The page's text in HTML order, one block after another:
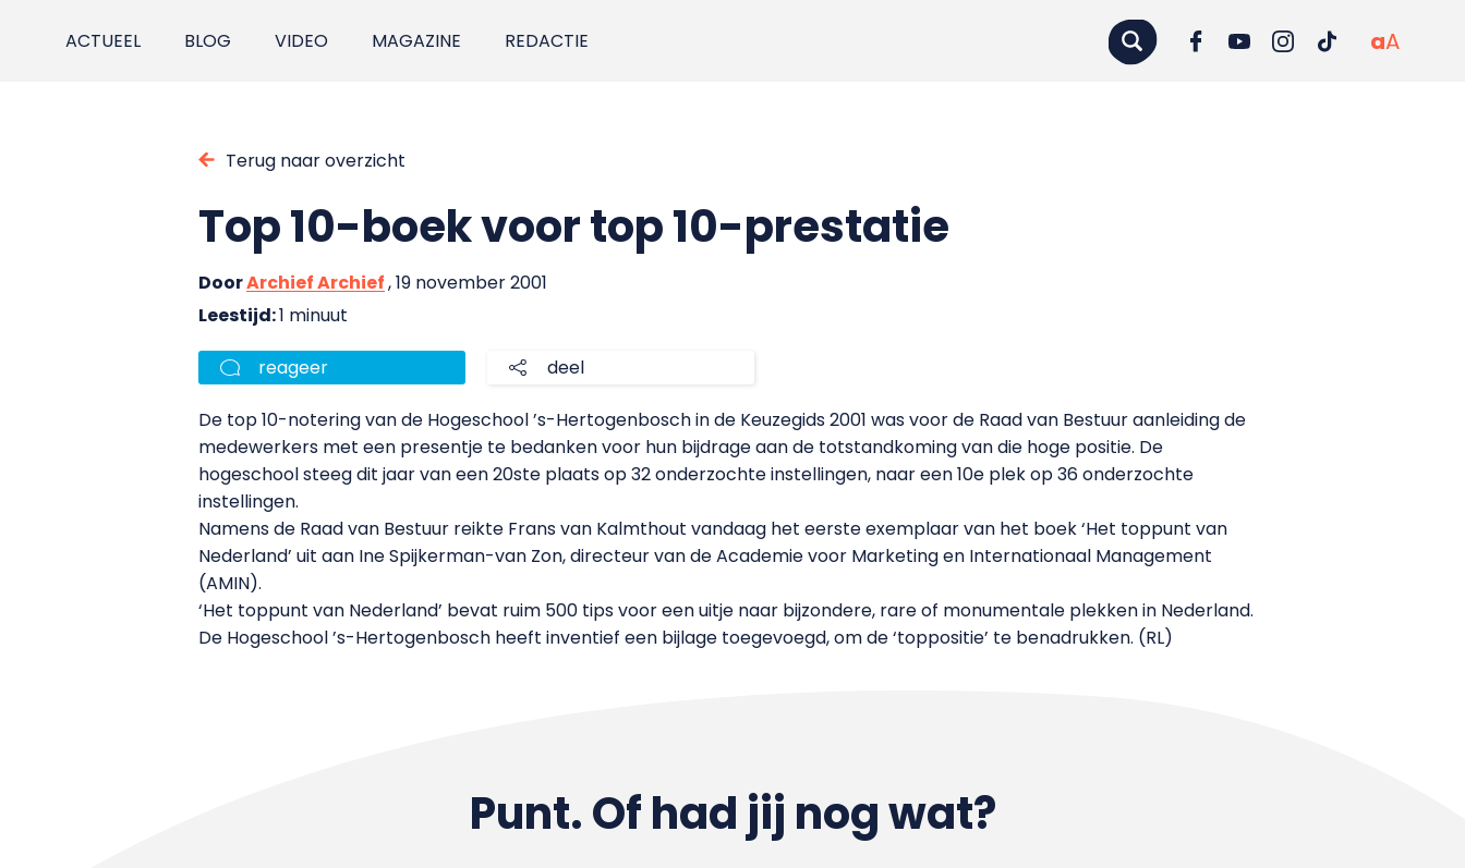
ACTUEEL BLOG VIDEO MAGAZINE REDACTIE aA
Terug naar overzicht
Top 10-boek voor top 10-prestatie
DoorArchief Archief, 19 november 2001
Leestijd:1 minuut
reageer deel
De top 10-notering van de Hogeschool ’s-Hertogenbosch in de Keuzegids 2001 was voor de Raad van Bestuur aanleiding de
medewerkers met een presentje te bedanken voor hun bijdrage aan de totstandkoming van die hoge positie. De
hogeschool steeg dit jaar van een 20ste plaats op 32 onderzochte instellingen, naar een 10e plek op 36 onderzochte
instellingen.
Namens de Raad van Bestuur reikte Frans van Kalmthout vandaag het eerste exemplaar van het boek ‘Het toppunt van
Nederland’ uit aan Ine Spijkerman-van Zon, directeur van de Academie voor Marketing en Internationaal Management
(AMIN).
‘Het toppunt van Nederland’ bevat ruim 500 tips voor een uitje naar bijzondere, rare of monumentale plekken in Nederland.
De Hogeschool ’s-Hertogenbosch heeft inventief een bijlage toegevoegd, om de ‘toppositie’ te benadrukken. (RL)
Punt. Of had jij nog wat?